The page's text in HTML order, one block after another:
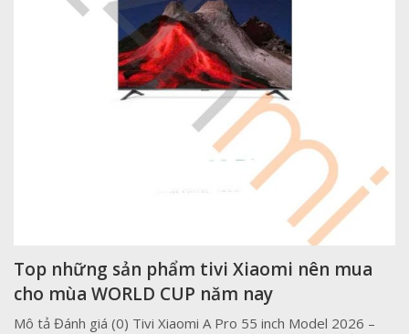
Top những sản phẩm tivi Xiaomi nên mua
cho mùa WORLD CUP năm nay
Mô tả Đánh giá (0) Tivi Xiaomi A Pro 55 inch Model 2026 –